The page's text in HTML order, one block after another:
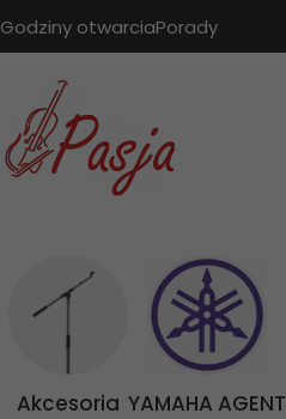
Godziny otwarciaPorady
Akcesoria YAMAHA AGENT